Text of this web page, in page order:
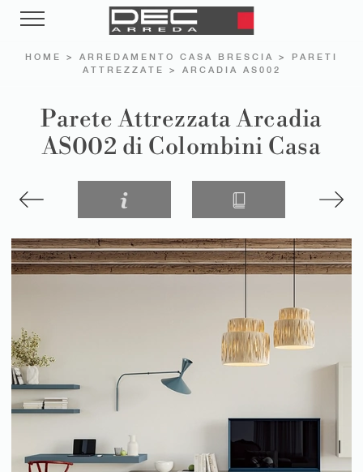
HOME > ARREDAMENTO CASA BRESCIA > PARETI
ATTREZZATE
> ARCADIA AS002
Parete Attrezzata Arcadia
AS002 di Colombini Casa